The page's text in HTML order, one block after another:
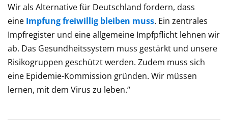
Wir als Alternative für Deutschland fordern, dass
eine Impfung freiwillig bleiben muss. Ein zentrales
Impfregister und eine allgemeine Impfpflicht lehnen wir
ab. Das Gesundheitssystem muss gestärkt und unsere
Risikogruppen geschützt werden. Zudem muss sich
eine Epidemie-Kommission gründen. Wir müssen
lernen, mit dem Virus zu leben.“